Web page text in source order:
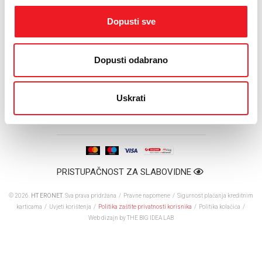
Dopusti sve
Dopusti odabrano
Uskrati
Vivax IMAGO LED TV-a 32S50X, Alcatel Tab7 Dual Core
ili Vivax tableta TPC-7126.
Više o ponudi
PRISTUPAČNOST ZA SLABOVIDNE
© 2026. HT ERONET . Sva prava pridržana / Pravne napomene / Sigurnost plaćanja kreditnim
karticama / Uvjeti korištenja / Politika zaštite privatnosti korisnika / Politika kolačića /
Web dizajn by THE BIG IDEA LAB